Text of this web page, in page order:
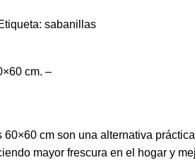
sabanillas
cm. –
cm son una alternativa
mayor frescura en el hogar y